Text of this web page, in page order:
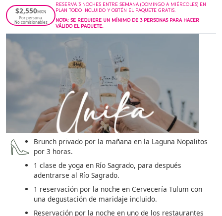
$2,550MXN
Por persona.
No comisionables
RESERVA 3 NOCHES ENTRE SEMANA (DOMINGO A MIÉRCOLES) EN
PLAN TODO INCLUIDO Y OBTÉN EL PAQUETE GRATIS.
NOTA: SE REQUIERE UN MÍNIMO DE 3 PERSONAS PARA HACER
VÁLIDO EL PAQUETE.
Brunch privado por la mañana en la Laguna Nopalitos
por 3 horas.
1 clase de yoga en Río Sagrado, para después
adentrarse al Río Sagrado.
1 reservación por la noche en Cervecería Tulum con
una degustación de maridaje incluido.
Reservación por la noche en uno de los restaurantes